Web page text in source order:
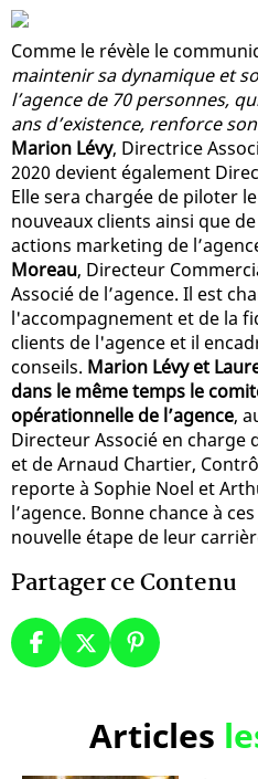
Comme le révèle le
maintenir sa dynamique et
l’agence de 70 personnes,
ans d’existence, renforce
Marion Lévy, Directrice
2020 devient également
Elle sera chargée de piloter
nouveaux clients ainsi que
actions marketing de
Moreau, Directeur
Associé de l’agence. Il est
l'accompagnement et de la
clients de l'agence et il
conseils. Marion Lévy et
dans le même temps le
opérationnelle de l’agence,
Directeur Associé en charge
et de Arnaud Chartier,
reporte à Sophie Noel et
l’agence. Bonne chance à
nouvelle étape de leur
Partager ce Contenu
Articles